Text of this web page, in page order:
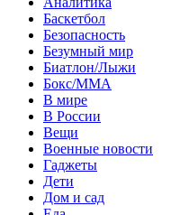
Баскетбол
Безопасность
Безумный мир
Биатлон/Лыжи
Бокс/MMA
В мире
В России
Вещи
Военные новости
Гаджеты
Дети
Дом и сад